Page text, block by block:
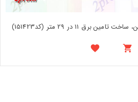
11 در 29 متر (کد151423)